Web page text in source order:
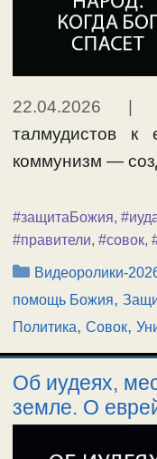
22.04.2026 |
талмудистов к
коммунизм —
#защитаБожия,
#правители, #совок,
Рубрики
Видеоролики-
помощь Божия,
Политика, Совок,
Об иудеях,
земле. О